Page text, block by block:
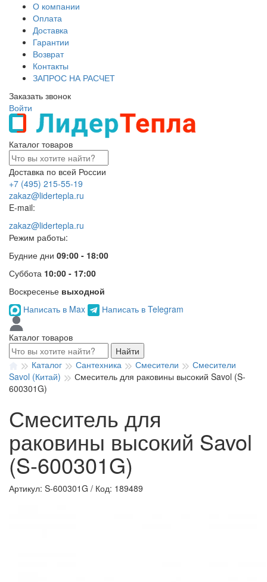
О компании
Оплата
Доставка
Гарантии
Возврат
Контакты
ЗАПРОС НА РАСЧЕТ
Заказать звонок
Войти
Каталог товаров
Доставка по всей России
+7 (495) 215-55-19
zakaz@lidertepla.ru
E-mail:
zakaz@lidertepla.ru
Режим работы:
Будние дни 09:00 - 18:00
Суббота 10:00 - 17:00
Воскресенье выходной
Написать в Max
Написать в Telegram
Каталог товаров
Найти
Каталог
Сантехника Смесители
Смесители
Savol (Китай)
Смеситель для раковины высокий Savol (S-
600301G)
Смеситель для
раковины высокий Savol
(S-600301G)
Артикул: S-600301G / Код: 189489